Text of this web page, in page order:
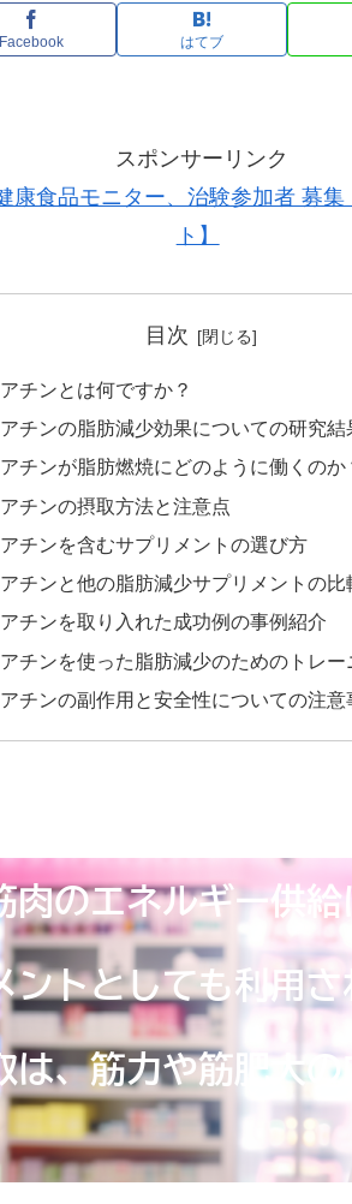
Facebook はてブ
スポンサーリンク
康食品モニター、治験参加者 募
ト】
目次
チンとは何ですか？
チンの脂肪減少効果についての研究結
チンが脂肪燃焼にどのように働くのか
チンの摂取方法と注意点
チンを含むサプリメントの選び方
チンと他の脂肪減少サプリメントの比
チンを取り入れた成功例の事例紹介
チンを使った脂肪減少のためのトレー
チンの副作用と安全性についての注意